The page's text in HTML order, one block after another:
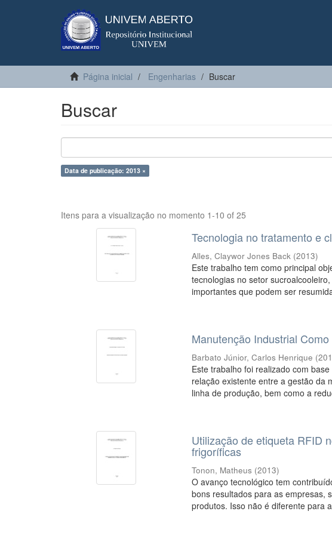
Página inicial Engenharias Buscar
Buscar
Data de publicação: 2013 ×
Itens para a visualização no momento 1-10 of 25
Tecnologia no tratamento e
Alles, Claywor Jones Back (2013)
Este trabalho tem como principal
tecnologias no setor
importantes que podem ser
Manutenção Industrial
Barbato Júnior, Carlos Henrique (
Este trabalho foi realizado com
relação existente entre a gestão da
linha de produção, bem como a
Utilização de etiqueta RFID
frigoríficas
Tonon, Matheus (2013)
O avanço tecnológico tem
bons resultados para as empresas,
produtos. Isso não é diferente para